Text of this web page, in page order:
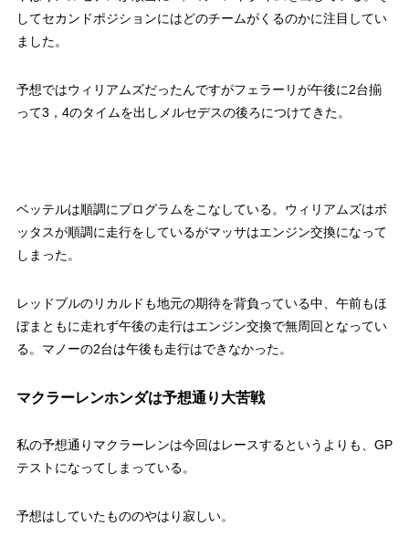
してセカンドポジションにはどのチームがくるのかに注目してい
ました。
予想ではウィリアムズだったんですがフェラーリが午後に2台揃
って3，4のタイムを出しメルセデスの後ろにつけてきた。
ベッテルは順調にプログラムをこなしている。ウィリアムズはボ
ッタスが順調に走行をしているがマッサはエンジン交換になって
しまった。
レッドブルのリカルドも地元の期待を背負っている中、午前もほ
ぼまともに走れず午後の走行はエンジン交換で無周回となってい
る。マノーの2台は午後も走行はできなかった。
マクラーレンホンダは予想通り大苦戦
私の予想通りマクラーレンは今回はレースするというよりも、GP
テストになってしまっている。
予想はしていたもののやはり寂しい。